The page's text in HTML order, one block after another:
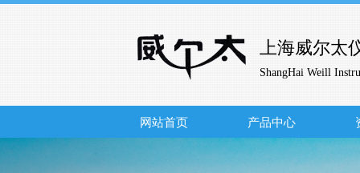
网站首页 产品中心
上海威尔太
ShangHai Weill